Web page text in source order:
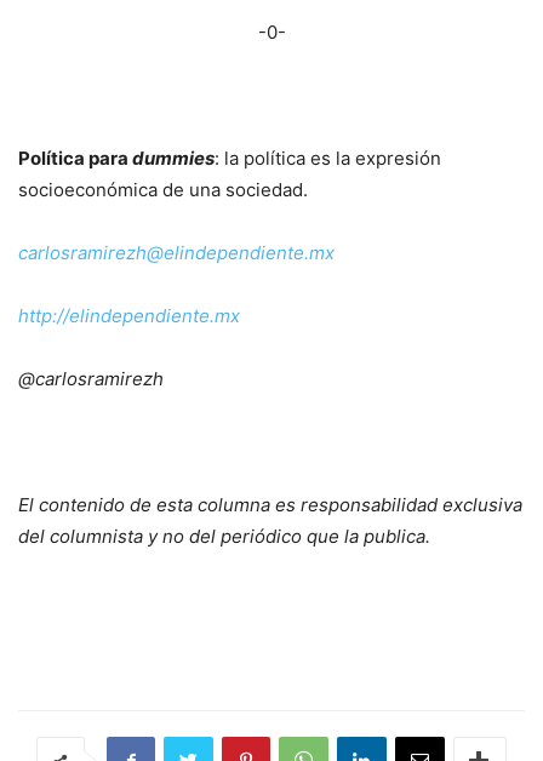
-0-
Política para dummies: la política es la expresión
socioeconómica de una sociedad.
carlosramirezh@elindependiente.mx
http://elindependiente.mx
@carlosramirezh
El contenido de esta columna es responsabilidad exclusiva
del columnista y no del periódico que la publica.